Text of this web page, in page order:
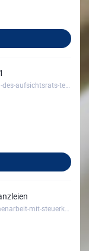
https://zdk.clickmeeting.com/erechnung-zusammenarbeit-mit-steuerkanzleien